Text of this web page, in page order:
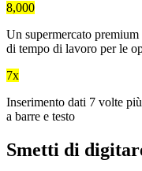
8,000
Un supermercato
di tempo di lavoro per le
7x
Inserimento dati 7 volte
a barre e testo
Smetti di